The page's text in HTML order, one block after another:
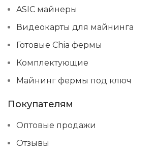
ASIC майнеры
Видеокарты для майнинга
Готовые Chia фермы
Комплектующие
Майнинг фермы под ключ
Покупателям
Оптовые продажи
Отзывы